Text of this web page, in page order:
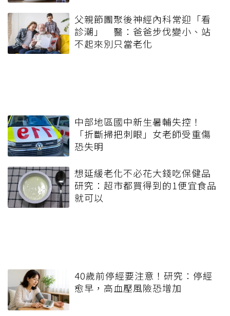
父親節團聚後神經內科常迎「看
診潮」 醫：爸爸步伐變小、站
不起來別只當老化
中部地區國中新生暑輔失控！
「折斷掃把刺眼」女老師受重傷
恐失明
想延緩老化不必花大錢吃保健品
研究：超市都買得到的1便宜食品
就可以
40歲前停經要注意！研究：停經
愈早，高血壓風險恐增加